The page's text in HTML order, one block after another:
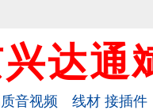
达通
音视频 线材 接插件